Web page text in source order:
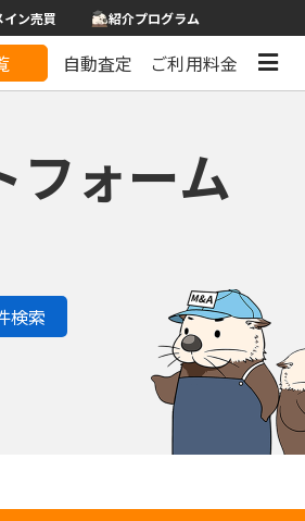
イン売買 紹介プログラム
自動査定 ご利用料金
フォーム
検索